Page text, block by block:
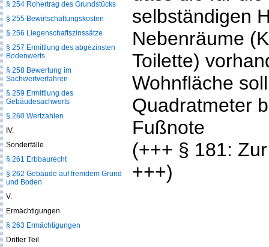
selbständigen
Nebenräume
Toilette)
Wohnfläche
Quadratmeter
Fußnote
(+++ § 181:
+++)
§ 254 Rohertrag des Grundstücks
§ 255 Bewirtschaftungskosten
§ 256 Liegenschaftszinssätze
§ 257 Ermittlung des abgezinsten
Bodenwerts
§ 258 Bewertung im
Sachwertverfahren
§ 259 Ermittlung des
Gebäudesachwerts
§ 260 Wertzahlen
IV.
Sonderfälle
§ 261 Erbbaurecht
§ 262 Gebäude auf fremdem Grund
und Boden
V.
Ermächtigungen
§ 263 Ermächtigungen
Dritter Teil